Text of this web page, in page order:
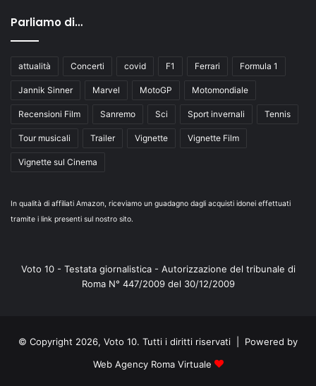
Parliamo di…
attualità Concerti covid F1 Ferrari Formula 1
Jannik Sinner Marvel MotoGP Motomondiale
Recensioni Film Sanremo Sci Sport invernali Tennis
Tour musicali Trailer Vignette Vignette Film
Vignette sul Cinema
In qualità di affiliati Amazon, riceviamo un guadagno dagli acquisti idonei effettuati
tramite i link presenti sul nostro sito.
Voto 10 - Testata giornalistica - Autorizzazione del tribunale di
Roma N° 447/2009 del 30/12/2009
© Copyright 2026, Voto 10. Tutti i diritti riservati | Powered by
Web Agency Roma Virtuale